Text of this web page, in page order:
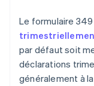
Le formulaire
par défaut soit
déclarations
généralement à